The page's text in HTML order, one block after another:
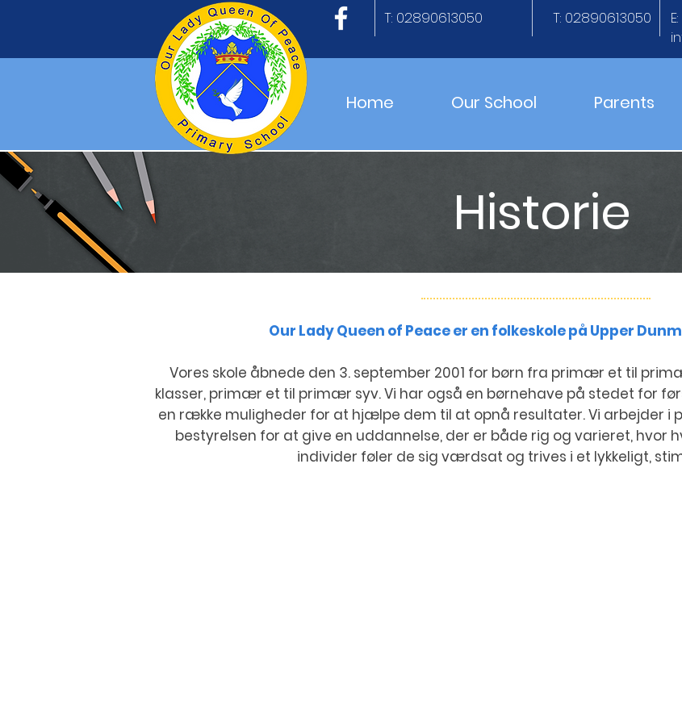
Home Our School Parents
T: 02890613050 T: 02890613050
E:
Historie
Our Lady Queen of Peace er en folkeskole på Upper
Vores skole åbnede den 3. september 2001 for børn fra primær et til
klasser, primær et til primær syv. Vi har også en børnehave på stedet for
en række muligheder for at hjælpe dem til at opnå resultater. Vi arbejder
bestyrelsen for at give en uddannelse, der er både rig og varieret, hvor
individer føler de sig værdsat og trives i et lykkeligt,